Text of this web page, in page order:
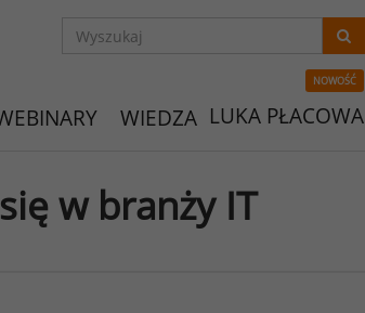
WIEDZA
NOWOŚĆ
LUKA PŁACOWA
w branży IT